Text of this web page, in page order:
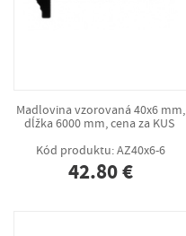
Madlovina vzorovaná 40x6 mm,
dĺžka 6000 mm, cena za KUS
Kód produktu: AZ40x6-6
42.80 €